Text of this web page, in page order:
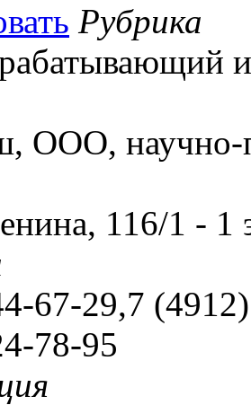
Рубрика
ООО, научно-
116/1 - 1
67-29,7
78-95